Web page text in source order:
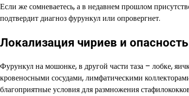
Если же сомневаетесь, а в недавнем прошлом
подтвердит диагноз фурункул или опровергнет.
Локализация чириев и опасность
Фурункул на мошонке, в другой части таза – лобке,
кровеносными сосудами, лимфатическими
благоприятные условия для размножения